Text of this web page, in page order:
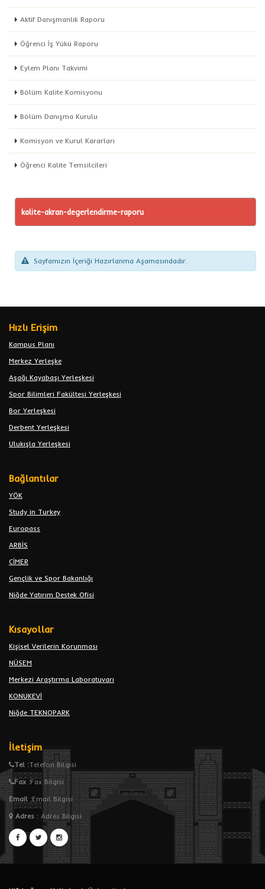
Aktif Danışmanlık Raporu
Öğrenci İş Yükü Raporu
Eylem Planı Takvimi
Bölüm Kalite Komisyonu
Bölüm Danışma Kurulu
Komisyon ve Kurul Kararları
Öğrenci Kalite Temsilcileri
kalite-akran-degerlendirme-raporu
Sayfamızın İçeriği Hazırlanma Aşamasındadır.
Hızlı Erişim
Kampus Planı
Merkez Yerleşke
Aşağı Kayabaşı Yerleşkesi
Spor Bilimleri Fakültesi Yerleşkesi
Bor Yerleşkesi
Derbent Yerleşkesi
Ulukışla Yerleşkesi
Bağlantılar
YÖK
Study in Turkey
Europass
ARBİS
CİMER
Gençlik ve Spor Bakanlığı
Niğde Yatırım Destek Ofisi
Kısayollar
Kişisel Verilerin Korunması
NÜSEM
Merkezi Araştırma Laboratuvarı
KONUKEVİ
Niğde TEKNOPARK
İletişim
Tel :Telefon Bilgisi
Fax :Fax Bilgisi
Email :Email Bilgisi
Adres : Adres Bilgisi